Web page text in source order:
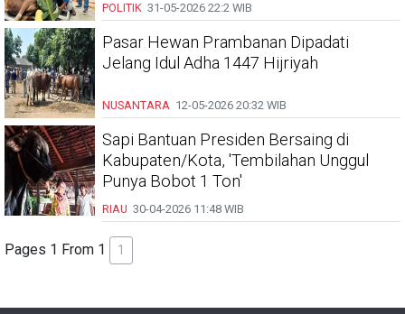
POLITIK 31-05-2026 22:2 WIB
Pasar Hewan Prambanan Dipadati
Jelang Idul Adha 1447 Hijriyah
NUSANTARA 12-05-2026 20:32 WIB
Sapi Bantuan Presiden Bersaing di
Kabupaten/Kota, 'Tembilahan Unggul
Punya Bobot 1 Ton'
RIAU 30-04-2026 11:48 WIB
Pages 1 From 1 1